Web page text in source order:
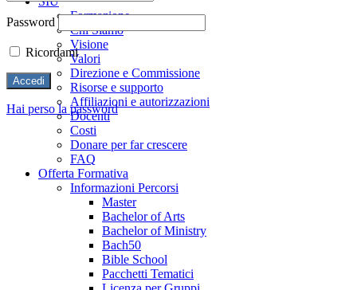
Formazione
Chi Siamo
Visione
Valori
Direzione e Commissione
Risorse e supporto
Affiliazioni e autorizzazioni
Docenti
Costi
Donare per far crescere
FAQ
Offerta Formativa
Informazioni Percorsi
Master
Bachelor of Arts
Bachelor of Ministry
Bach50
Bible School
Pacchetti Tematici
Password
Ricordami
Hai perso la password